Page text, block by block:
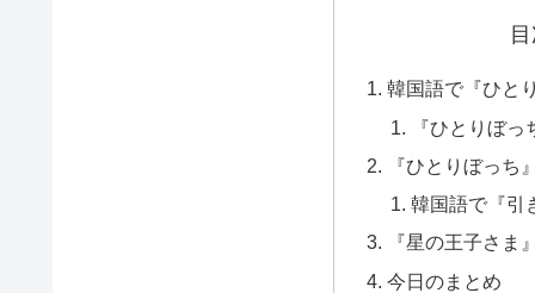
韓国語で『ひと
『ひとりぼ
『ひとりぼっち
韓国語で『引
『星の王子さま
今日のまとめ